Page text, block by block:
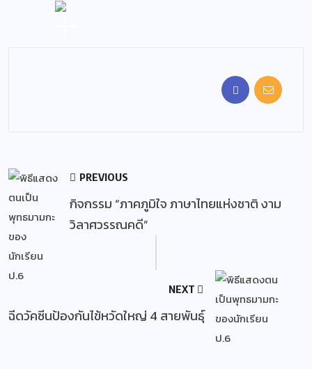
PREVIOUS
กิจกรรม “ภาคภูมิใจ ภาษาไทยแห่งชาติ งาม
วิลาศวรรณคดี”
NEXT
ฉีดวัคซีนป้องกันไข้หวัดใหญ่ 4 สายพันธุ์